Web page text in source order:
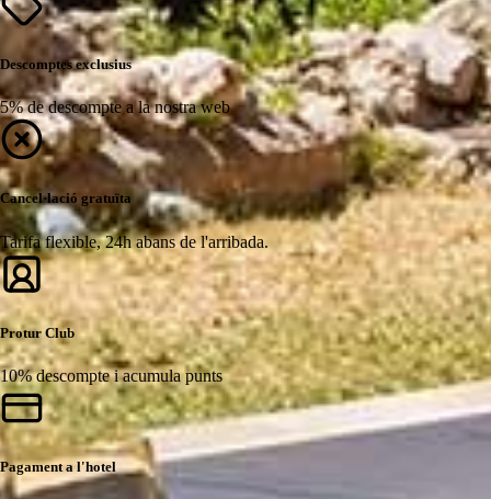
Descomptes exclusius
5% de descompte a la nostra web
Cancel·lació gratuïta
Tarifa flexible, 24h abans de l'arribada.
Protur Club
10% descompte i acumula punts
Pagament a l'hotel